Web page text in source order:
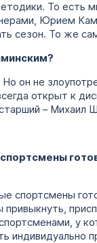
То есть
Юрием
сезон. То же
он не
открыт к
– Михаил
спортсмены
у
индивидуально